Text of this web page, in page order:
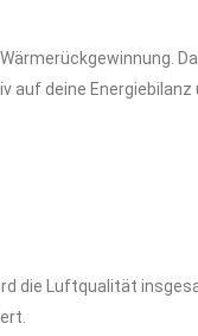
deine Energiebilanz
die Luftqualität